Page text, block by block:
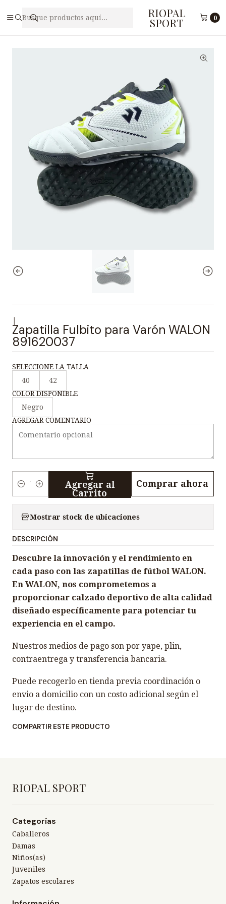
RIOPAL
SPORT 0
Zapatillas de deporte
Zapatilla Fulbito para Varón WALON 891620037
Zapatilla Fulbito para Varón WALON
891620037
SELECCIONE LA TALLA
40
42
COLOR DISPONIBLE
Negro
AGREGAR COMENTARIO
i
d
a
d
Agregar al
Carrito
Comprar ahora
Mostrar stock de ubicaciones
DESCRIPCIÓN
Descubre la innovación y el rendimiento en
cada paso con las zapatillas de fútbol WALON.
En WALON, nos comprometemos a
proporcionar calzado deportivo de alta calidad
diseñado específicamente para potenciar tu
experiencia en el campo.
Nuestros medios de pago son por yape, plin,
contraentrega y transferencia bancaria.
Puede recogerlo en tienda previa coordinación o
envio a domicilio con un costo adicional según el
lugar de destino.
COMPARTIR ESTE PRODUCTO
RIOPAL SPORT
Categorías
Caballeros
Damas
Niños(as)
Juveniles
Zapatos escolares